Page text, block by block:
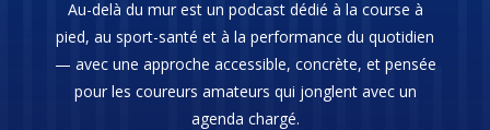
Au-delà du mur est un podcast dédié à la course à
pied, au sport-santé et à la performance du quotidien
— avec une approche accessible, concrète, et pensée
pour les coureurs amateurs qui jonglent avec un
agenda chargé.